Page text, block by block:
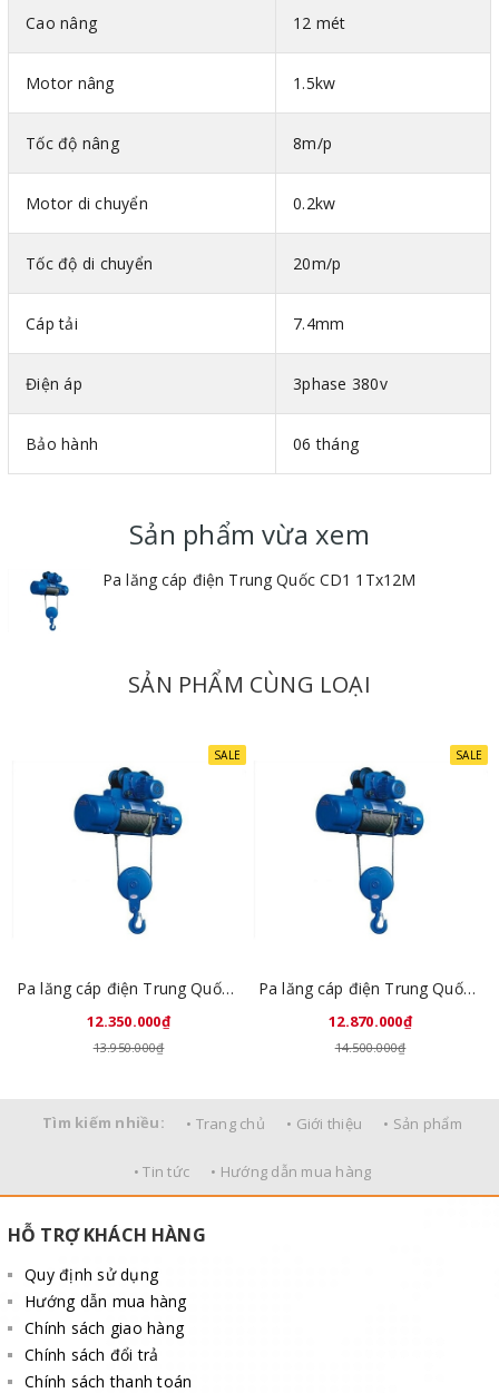
cao cấp. Hướng dẫn cáp thông minh tránh đan xen dây
cáp và tang cuốn, giúp máy có độ bền bỉ cao.
Móc cẩu được làm từ thép chất lượng cao, có chốt
chặn an toàn đảm bảo tải luôn được giữ chặt, tăng tính
an toàn cho người dùng.
Pa lăng cáp điện CD1
tấn 12 métđược sử dụng phổ
khung dầm chữ L, cẩu trục dầm đơn, dầm đôi, cần cẩu
trong khai thác mỏ, trang thiết bị nhà máy công nghiệp
Cao nâng 12 mét
Motor nâng 1.5kw
Tốc độ nâng 8m/p
Motor di chuyển 0.2kw
Tốc độ di chuyển 20m/p
Cáp tải 7.4mm
Điện áp 3phase 380v
Bảo hành 06 tháng
Sản phẩm vừa xem
Pa lăng cáp điện Trung Quốc CD1 1Tx12M
SẢN PHẨM CÙNG LOẠI
SALE
Pa lăng cáp điện Trung Quốc CD1 1Tx6M
12.350.000₫
13.950.000₫
SALE
Pa lăng cáp điện Trung Quốc CD1 1Tx9M
12.870.000₫
14.500.000₫
Tìm kiếm nhiều: • Trang chủ • Giới thiệu • Sản phẩm
• Tin tức • Hướng dẫn mua hàng
HỖ TRỢ KHÁCH HÀNG
Quy định sử dụng
Hướng dẫn mua hàng
Chính sách giao hàng
Chính sách đổi trả
Chính sách thanh toán